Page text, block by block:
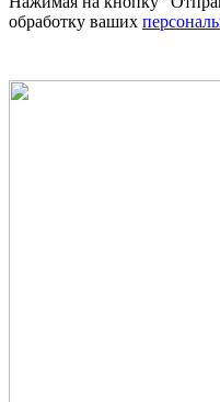
обработку ваших